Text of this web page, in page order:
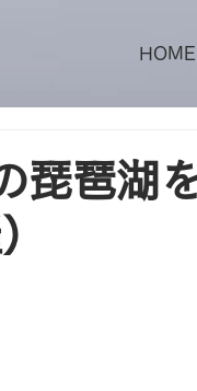
HOME
琵琶湖